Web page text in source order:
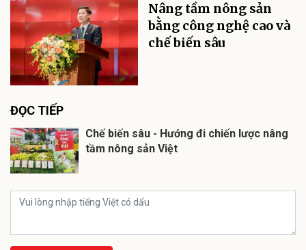
Nâng tầm nông sản
bằng công nghệ cao và
chế biến sâu
ĐỌC TIẾP
Chế biến sâu - Hướng đi chiến lược nâng
tầm nông sản Việt